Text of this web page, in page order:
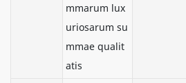
mmarum lux
uriosarum su
mmae qualit
atis